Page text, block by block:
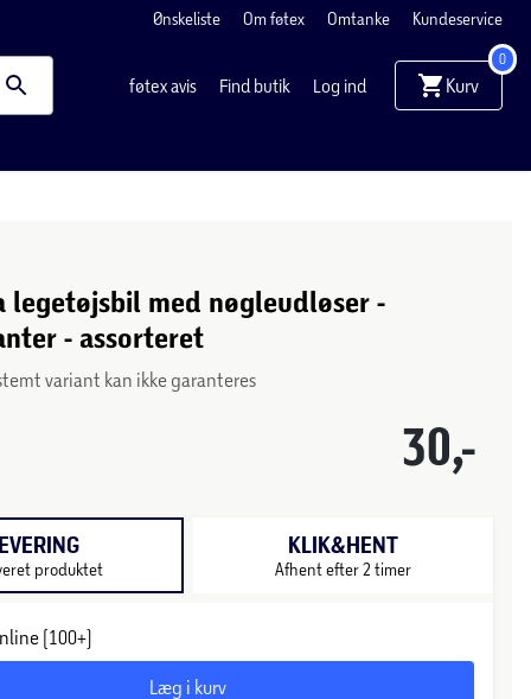
Ønskeliste Om føtex Omtanke Kundeservice
føtex avis Find butik Log ind Kurv
0
legetøjsbil med nøgleudløser -
- assorteret
variant kan ikke garanteres
30,-
produktet
KLIK&HENT
Afhent efter 2 timer
(100+)
Læg i kurv